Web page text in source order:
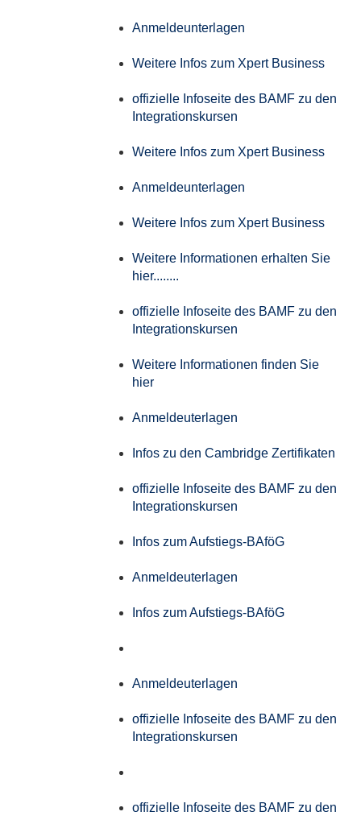
Anmeldeunterlagen
Weitere Infos zum Xpert Business
offizielle Infoseite des BAMF zu den
Integrationskursen
Weitere Infos zum Xpert Business
Anmeldeunterlagen
Weitere Infos zum Xpert Business
Weitere Informationen erhalten Sie
hier........
offizielle Infoseite des BAMF zu den
Integrationskursen
Weitere Informationen finden Sie
hier
Anmeldeuterlagen
Infos zu den Cambridge Zertifikaten
offizielle Infoseite des BAMF zu den
Integrationskursen
Infos zum Aufstiegs-BAföG
Anmeldeuterlagen
Infos zum Aufstiegs-BAföG
Anmeldeuterlagen
offizielle Infoseite des BAMF zu den
Integrationskursen
offizielle Infoseite des BAMF zu den